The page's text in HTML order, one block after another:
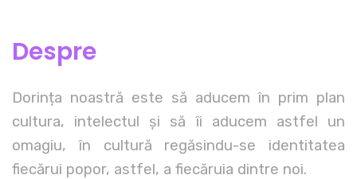
Despre
Dorința noastră este să aducem în prim plan
cultura, intelectul și să îi aducem astfel un
omagiu, în cultură regăsindu-se identitatea
fiecărui popor, astfel, a fiecăruia dintre noi.